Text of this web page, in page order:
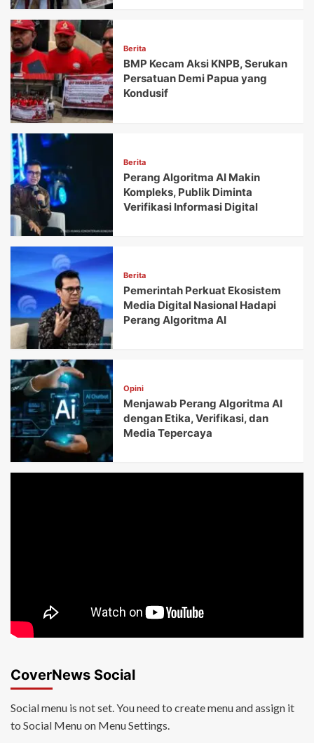
Berita
BMP Kecam Aksi KNPB, Serukan
Persatuan Demi Papua yang
Kondusif
Berita
Perang Algoritma AI Makin
Kompleks, Publik Diminta
Verifikasi Informasi Digital
Berita
Pemerintah Perkuat Ekosistem
Media Digital Nasional Hadapi
Perang Algoritma AI
Opini
Menjawab Perang Algoritma AI
dengan Etika, Verifikasi, dan
Media Tepercaya
CoverNews Social
Social menu is not set. You need to create menu and assign it
to Social Menu on Menu Settings.